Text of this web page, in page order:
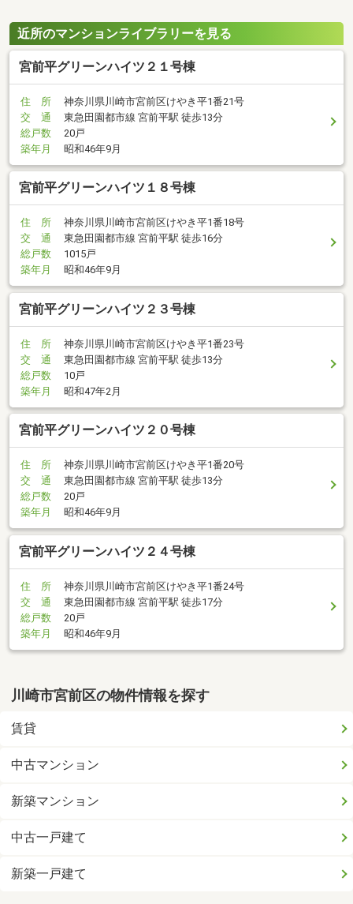
近所のマンションライブラリーを見る
宮前平グリーンハイツ２１号棟
住 所
神奈川県川崎市宮前区けやき平1番21号
交 通
東急田園都市線 宮前平駅 徒歩13分
総戸数
20戸
築年月
昭和46年9月
宮前平グリーンハイツ１８号棟
住 所
神奈川県川崎市宮前区けやき平1番18号
交 通
東急田園都市線 宮前平駅 徒歩16分
総戸数
1015戸
築年月
昭和46年9月
宮前平グリーンハイツ２３号棟
住 所
神奈川県川崎市宮前区けやき平1番23号
交 通
東急田園都市線 宮前平駅 徒歩13分
総戸数
10戸
築年月
昭和47年2月
宮前平グリーンハイツ２０号棟
住 所
神奈川県川崎市宮前区けやき平1番20号
交 通
東急田園都市線 宮前平駅 徒歩13分
総戸数
20戸
築年月
昭和46年9月
宮前平グリーンハイツ２４号棟
住 所
神奈川県川崎市宮前区けやき平1番24号
交 通
東急田園都市線 宮前平駅 徒歩17分
総戸数
20戸
築年月
昭和46年9月
川崎市宮前区の物件情報を探す
賃貸
中古マンション
新築マンション
中古一戸建て
新築一戸建て